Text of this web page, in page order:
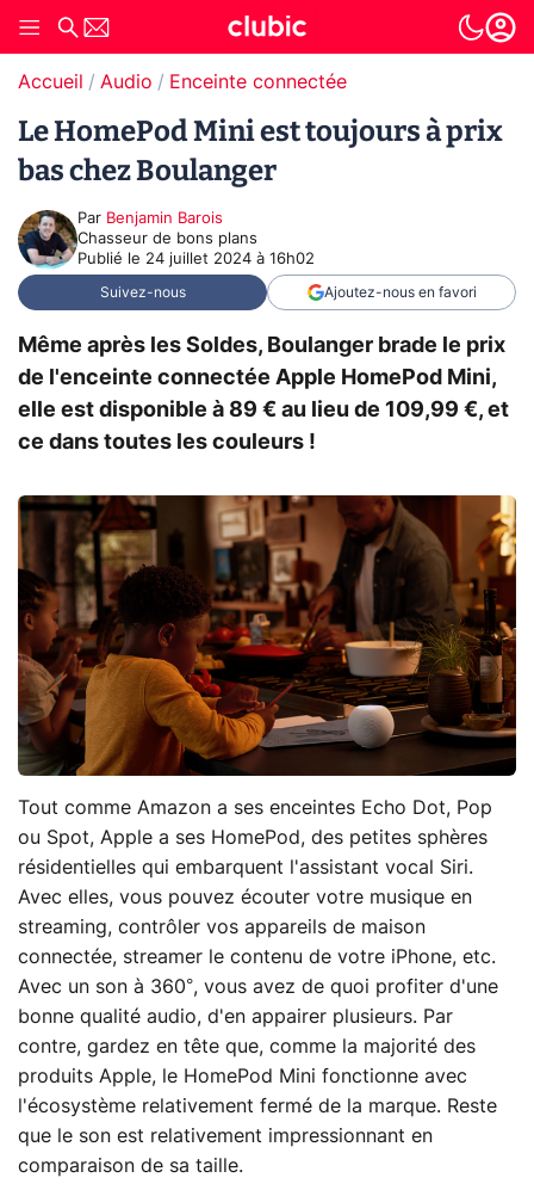
Accueil Audio Enceinte connectée
Le HomePod Mini est toujours à prix
bas chez Boulanger
Par Benjamin Barois
Chasseur de bons plans
Publié le 24 juillet 2024 à 16h02
Suivez-nous Ajoutez-nous en favori
Même après les Soldes, Boulanger brade le prix
de l'enceinte connectée Apple HomePod Mini,
elle est disponible à 89 € au lieu de 109,99 €, et
ce dans toutes les couleurs !
Tout comme Amazon a ses enceintes Echo Dot, Pop
ou Spot, Apple a ses HomePod, des petites sphères
résidentielles qui embarquent l'assistant vocal Siri.
Avec elles, vous pouvez écouter votre musique en
streaming, contrôler vos appareils de maison
connectée, streamer le contenu de votre iPhone, etc.
Avec un son à 360°, vous avez de quoi profiter d'une
bonne qualité audio, d'en appairer plusieurs. Par
contre, gardez en tête que, comme la majorité des
produits Apple, le HomePod Mini fonctionne avec
l'écosystème relativement fermé de la marque. Reste
que le son est relativement impressionnant en
comparaison de sa taille.